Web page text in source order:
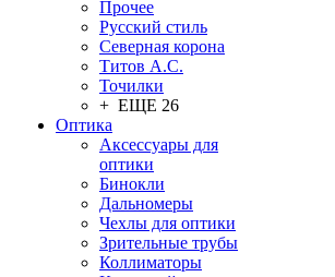
Прочее
Русский стиль
Северная корона
Титов А.С.
Точилки
+ ЕЩЕ 26
Оптика
Аксессуары для
оптики
Бинокли
Дальномеры
Чехлы для оптики
Зрительные трубы
Коллиматоры